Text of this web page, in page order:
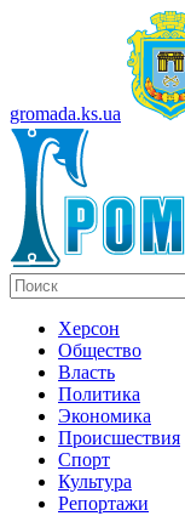
gromada.ks.ua
Херсон
Общество
Власть
Политика
Экономика
Происшествия
Спорт
Культура
Репортажи